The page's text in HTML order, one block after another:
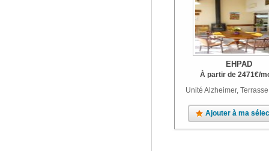
EHPAD
À partir de 2471€/
Unité Alzheimer,
Ajouter à ma